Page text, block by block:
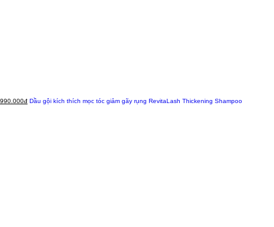
990.000đ Dầu gội kích thích mọc tóc giảm gãy rụng RevitaLash Thickening Shampoo